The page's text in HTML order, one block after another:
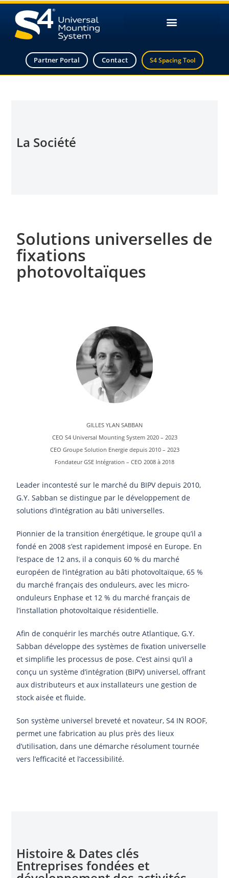
Partner Portal Contact S4 Spacing Tool
La Société
Solutions universelles de
fixations
photovoltaïques
Leader incontesté sur le marché du BIPV depuis 2010,
G.Y. Sabban se distingue par le développement de
solutions d’intégration au bâti universelles.
Pionnier de la transition énergétique, le groupe qu’il a
fondé en 2008 s’est rapidement imposé en Europe. En
l’espace de 12 ans, il a conquis 60 % du marché
européen de l’intégration au bâti photovoltaïque, 65 %
du marché français des onduleurs, avec les micro-
onduleurs Enphase et 12 % du marché français de
l’installation photovoltaïque résidentielle.
Afin de conquérir les marchés outre Atlantique, G.Y.
Sabban développe des systèmes de fixation universelle
et simplifie les processus de pose. C’est ainsi qu’il a
conçu un système d’intégration (BIPV) universel, offrant
aux distributeurs et aux installateurs une gestion de
stock aisée et fluide.
Son système universel breveté et novateur, S4 IN ROOF,
permet une fabrication au plus près des lieux
d’utilisation, dans une démarche résolument tournée
vers l’efficacité et l’accessibilité.
GILLES YLAN SABBAN
CEO S4 Universal Mounting System 2020 – 2023
CEO Groupe Solution Energie depuis 2010 – 2023
Fondateur GSE Intégration – CEO 2008 à 2018
Histoire & Dates clés
Entreprises fondées et